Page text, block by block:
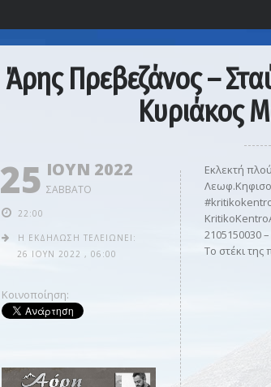
Άρης Πρεβεζάνος –
Κυριάκος
25 ΙΟΥΝ 2022
ΣΆΒΒΑΤΟ
22:00
Η ΕΚΔΉΛΩΣΗ ΤΕΛΕΙΏΝΕΙ:
26 ΙΟΥΝ 2022 , 06:00
Κοινοποίηση:
Εκλεκτή
2105150030
Το στέκι